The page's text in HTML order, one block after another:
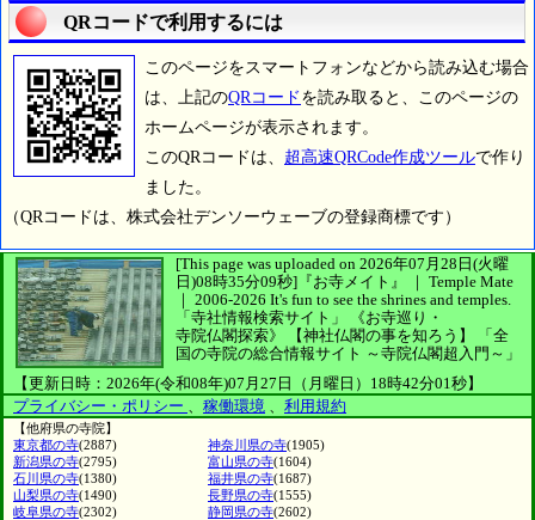
QRコードで利用するには
このページをスマートフォンなどから読み込む場合
は、上記のQRコード を読み取ると、このページの
ホームページが表示されます。
このQRコードは、 超高速QRCode作成ツールで作り
ました。
（QRコードは、株式会社デンソーウェーブの登録商標です）
[This page was uploaded on 2026年07月28日(火曜
日)08時35分09秒] 『お寺メイト』 ｜ Temple Mate
｜ 2006-2026 It's fun to see the shrines and temples.
「寺社情報検索サイト」
《お寺巡り・
寺院仏閣探索》
【神社仏閣の事を知ろう】
「全
国の寺院の総合情報サイト ～寺院仏閣超入門～」
【更新日時：2026年(令和08年)07月27日（月曜日）18時42分01秒】
プライバシー・ポリシー 、 稼働環境 、 利用規約
【他府県の寺院】
東京都の寺(2887) 神奈川県の寺(1905)
新潟県の寺(2795) 富山県の寺(1604)
石川県の寺(1380) 福井県の寺(1687)
山梨県の寺(1490) 長野県の寺(1555)
岐阜県の寺(2302) 静岡県の寺(2602)